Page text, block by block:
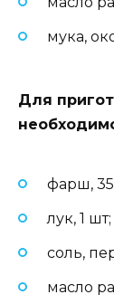
мука,
Для
фарш,
лук, 1 шт;
соль,
масло